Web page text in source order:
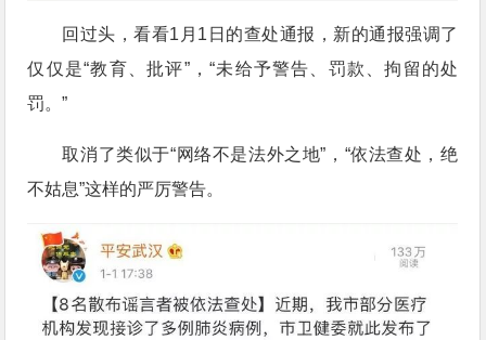
回过头，看看1月1日的查处通报，新的通报强调了
仅仅是“教育、批评”，“未给予警告、罚款、拘留的处
罚。”
取消了类似于“网络不是法外之地”，“依法查处，绝
不姑息”这样的严厉警告。